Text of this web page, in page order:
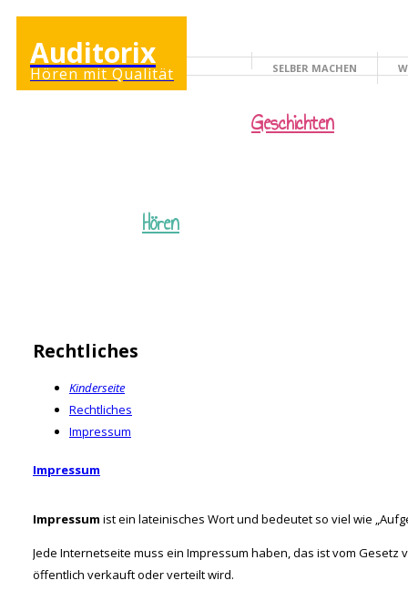
Auditorix
Hören mit Qualität KINDERSEITE
SELBER MACHEN
Hören
Geschichten
Rechtliches
Kinderseite
Rechtliches
Impressum
Impressum
Impressum ist ein lateinisches Wort und bedeutet so viel wie
Jede Internetseite muss ein Impressum haben, das ist vom
öffentlich verkauft oder verteilt wird.